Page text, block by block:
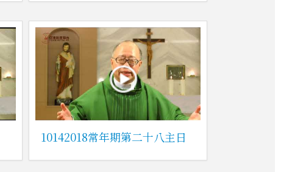
10142018常年期第二十八主日